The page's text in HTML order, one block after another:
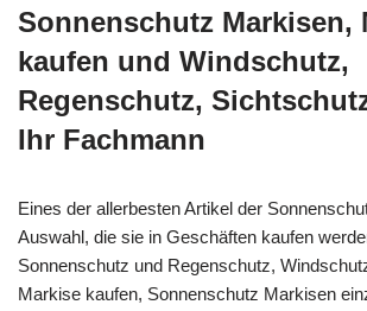
Sonnenschutz Markisen,
kaufen und Windschutz,
Regenschutz,
Ihr Fachmann
Eines der allerbesten Artikel der
Auswahl, die sie in Geschäften kaufen
Sonnenschutz und Regenschutz,
Markise kaufen, Sonnenschutz Markisen